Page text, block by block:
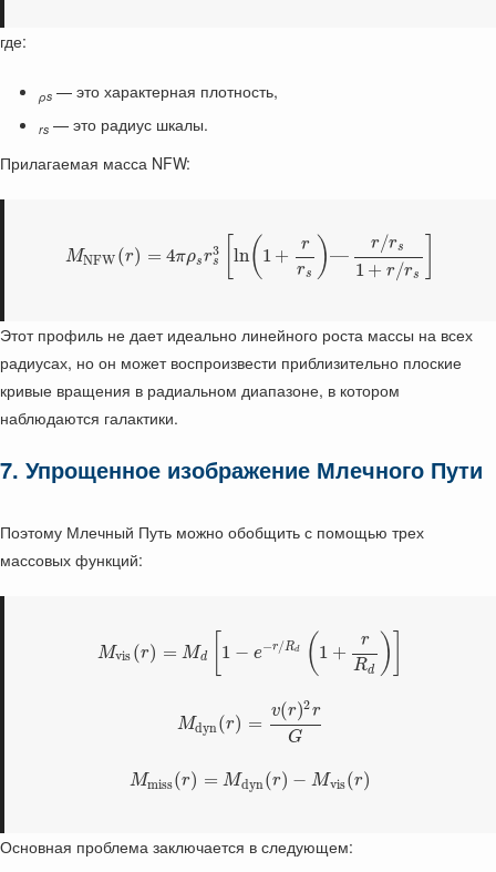
где:
ρs — это характерная плотность,
rs — это радиус шкалы.
Прилагаемая масса NFW:
MNFW (r) = 4πρsr3
s ln( 1 +
r
rs )—
r/rs
1 + r/rs
Этот профиль не дает идеально линейного роста массы на всех
радиусах, но он может воспроизвести приблизительно плоские
кривые вращения в радиальном диапазоне, в котором
наблюдаются галактики.
7. Упрощенное изображение Млечного Пути
Поэтому Млечный Путь можно обобщить с помощью трех
массовых функций:
Mvis (r) = Md 1 − e−r/Rd ( 1 +
r
Rd )
Mdyn (r) =
v(r)2r
G
Mmiss(r) = Mdyn(r) − Mvis(r)
Основная проблема заключается в следующем: